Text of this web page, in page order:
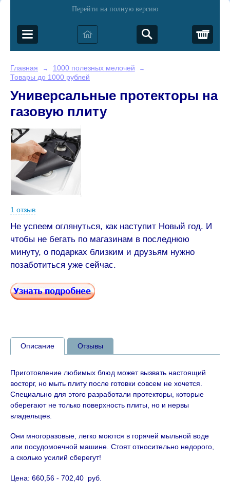
Перейти на полную версию
Главная → 1000 полезных мелочей →
Товары до 1000 рублей
Универсальные протекторы на
газовую плиту
1 отзыв
Не успеем оглянуться, как наступит Новый год. И
чтобы не бегать по магазинам в последнюю
минуту, о подарках близким и друзьям нужно
позаботиться уже сейчас.
Описание Отзывы
Приготовление любимых блюд может вызвать настоящий
восторг, но мыть плиту после готовки совсем не хочется.
Специально для этого разработали протекторы, которые
оберегают не только поверхность плиты, но и нервы
владельцев.
Они многоразовые, легко моются в горячей мыльной воде
или посудомоечной машине. Стоят относительно недорого,
а сколько усилий сберегут!
Цена: 660,56 - 702,40 руб.